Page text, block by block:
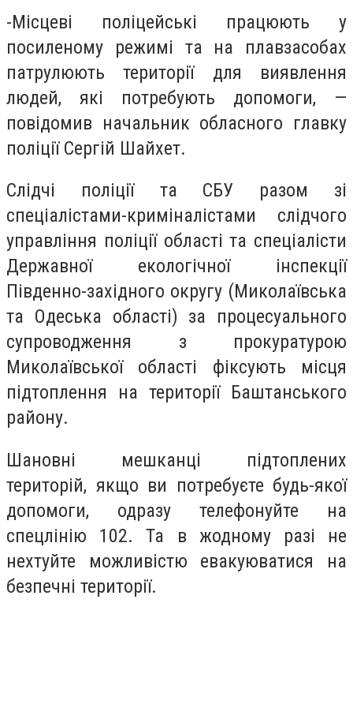
-Місцеві поліцейські працюють у
посиленому режимі та на плавзасобах
патрулюють території для виявлення
людей, які потребують допомоги, —
повідомив начальник обласного главку
поліції Сергій Шайхет.
Слідчі поліції та СБУ разом зі
спеціалістами-криміналістами слідчого
управління поліції області та спеціалісти
Державної екологічної інспекції
Південно-західного округу (Миколаївська
та Одеська області) за процесуального
супроводження з прокуратурою
Миколаївської області фіксують місця
підтоплення на території Баштанського
району.
Шановні мешканці підтоплених
територій, якщо ви потребуєте будь-якої
допомоги, одразу телефонуйте на
спецлінію 102. Та в жодному разі не
нехтуйте можливістю евакуюватися на
безпечні території.